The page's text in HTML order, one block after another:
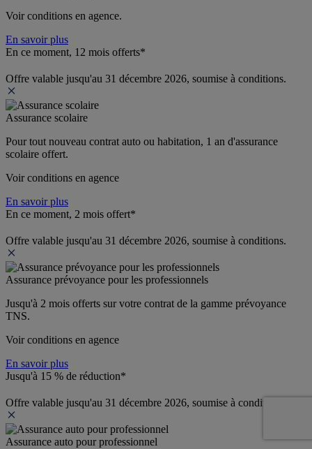
Voir conditions en agence.
En savoir plus
En ce moment, 12 mois offerts*
Offre valable jusqu'au 31 décembre 2026, soumise à conditions.
Assurance scolaire
Pour tout nouveau contrat auto ou habitation, 1 an d'assurance
scolaire offert.
Voir conditions en agence
En savoir plus
En ce moment, 2 mois offert*
Offre valable jusqu'au 31 décembre 2026, soumise à conditions.
Assurance prévoyance pour les professionnels
Jusqu'à 2 mois offerts sur votre contrat de la gamme prévoyance
TNS.
Voir conditions en agence
En savoir plus
Jusqu'à 15 % de réduction*
Offre valable jusqu'au 31 décembre 2026, soumise à conditions.
Assurance auto pour professionnel